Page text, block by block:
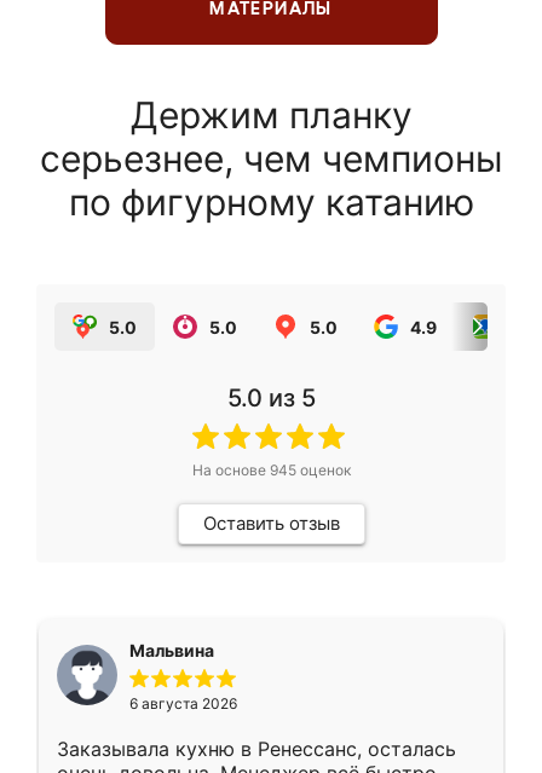
МАТЕРИАЛЫ
Держим планку
серьезнее, чем чемпионы
по фигурному катанию
5.0 5.0 5.0 4.9
5.0 из 5
На основе 945оценок
Оставить отзыв
Мальвина
6 августа 2026
Заказывала кухню в Ренессанс, осталась